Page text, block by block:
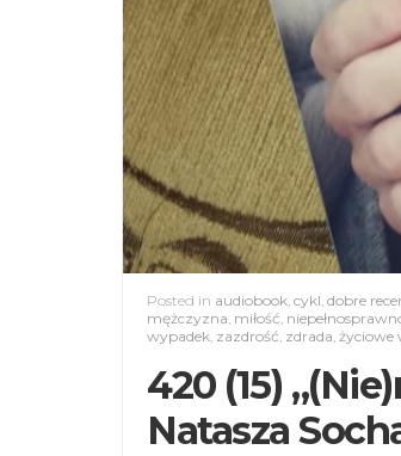
Posted in audiobook cykl dobre
mężczyzna miłość
wypadek zazdrość zdrada życiowe
420 (15)
Natasza